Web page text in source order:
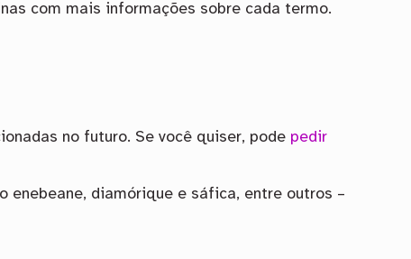
com mais informações sobre cada termo.
no futuro. Se você quiser, pode pedir
enebeane, diamórique e sáfica, entre outros –